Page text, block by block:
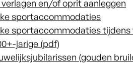
en/of oprit aanleggen
sportaccommodaties
sportaccommodaties tijdens
jarige (pdf)
(gouden